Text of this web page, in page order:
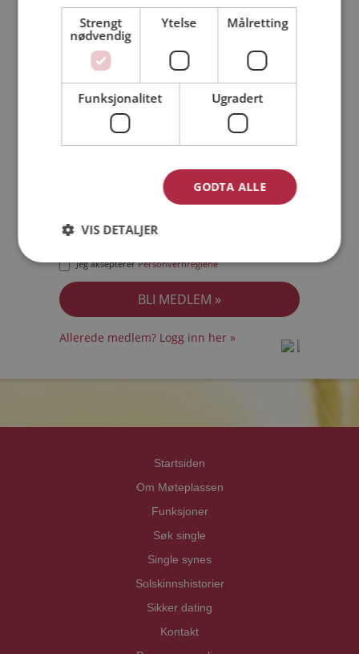
Jeg er en:
Jeg akseptererPersonvernreglene
Allerede medlem? Logg inn her »
Startsiden
Om Møteplassen
Funksjoner
Søk single
Single synes
Solskinnshistorier
Sikker dating
Kontakt
Strengt
nødvendig
Ytelse Målretting
Funksjonalitet Ugradert
GODTA ALLE
VIS DETALJER